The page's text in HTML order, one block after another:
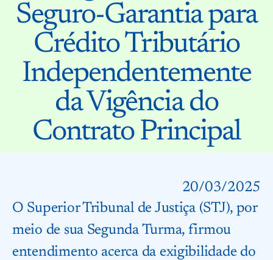
Seguro-Garantia para
Crédito Tributário
Independentemente
da Vigência do
Contrato Principal
20/03/2025
O Superior Tribunal de Justiça (STJ), por
meio de sua Segunda Turma, firmou
entendimento acerca da exigibilidade do